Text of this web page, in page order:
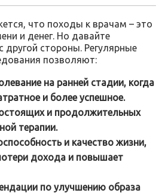
что походы к врачам – это
и денег. Но давайте
другой стороны. Регулярные
позволяют:
на ранней стадии, когда
и более успешное.
и продолжительных
терапии.
и качество жизни,
дохода и повышает
по улучшению образа